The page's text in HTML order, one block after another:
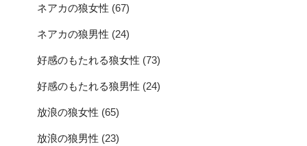
ネアカの狼女性 (67)
ネアカの狼男性 (24)
好感のもたれる狼女性 (73)
好感のもたれる狼男性 (24)
放浪の狼女性 (65)
放浪の狼男性 (23)